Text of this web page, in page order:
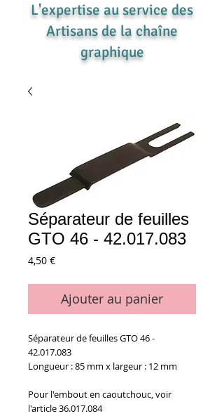
L'expertise au service des
Artisans de la chaîne
graphique
Séparateur de feuilles
GTO 46 - 42.017.083
4,50 €Prix
Ajouter au panier
Séparateur de feuilles GTO 46 -
42.017.083
Longueur : 85 mm x largeur : 12 mm
Pour l'embout en caoutchouc, voir
l'article 36.017.084